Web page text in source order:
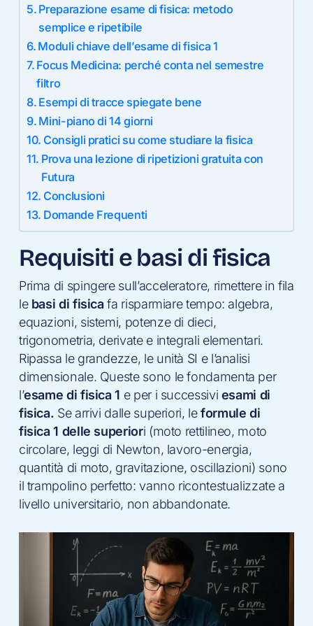
Preparazione esame di fisica: metodo
semplice e ripetibile
Moduli chiave dell’esame di fisica 1
Focus Medicina: perché conta nel semestre
filtro
Esempi di tracce spiegate bene
Mini-piano di 14 giorni
Consigli pratici su come studiare la fisica
Prova una lezione di ripetizioni gratuita con
Futura
Conclusioni
Domande Frequenti
Requisiti e basi di fisica
Prima di spingere sull’acceleratore, rimettere in fila
le basi di fisicafa risparmiare tempo: algebra,
equazioni, sistemi, potenze di dieci,
trigonometria, derivate e integrali elementari.
Ripassa le grandezze, le unità SI e l’analisi
dimensionale. Queste sono le fondamenta per
l’esame di fisica 1 e per i successivi esami di
fisica. Se arrivi dalle superiori, leformule di
fisica 1 delle superiori (moto rettilineo, moto
circolare, leggi di Newton, lavoro-energia,
quantità di moto, gravitazione, oscillazioni) sono
il trampolino perfetto: vanno ricontestualizzate a
livello universitario, non abbandonate.